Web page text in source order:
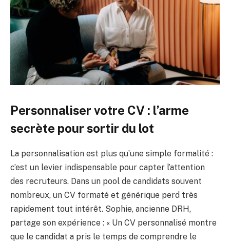
Personnaliser votre CV : l’arme
secrète pour sortir du lot
La personnalisation est plus qu’une simple formalité :
c’est un levier indispensable pour capter l’attention
des recruteurs. Dans un pool de candidats souvent
nombreux, un CV formaté et générique perd très
rapidement tout intérêt. Sophie, ancienne DRH,
partage son expérience : « Un CV personnalisé montre
que le candidat a pris le temps de comprendre le